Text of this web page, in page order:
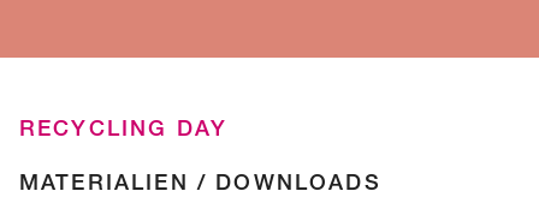
RECYCLING DAY
MATERIALIEN / DOWNLOADS